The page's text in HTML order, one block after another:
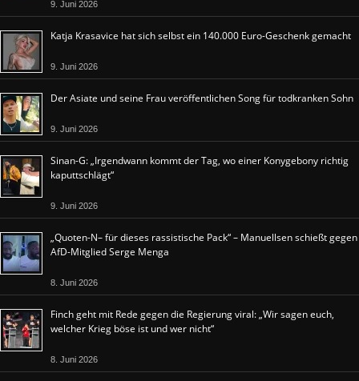
9. Juni 2026
Katja Krasavice hat sich selbst ein 140.000 Euro-Geschenk gemacht
9. Juni 2026
Der Asiate und seine Frau veröffentlichen Song für todkranken Sohn
9. Juni 2026
Sinan-G: „Irgendwann kommt der Tag, wo einer Konygebony richtig
kaputtschlägt“
9. Juni 2026
„Quoten-N– für dieses rassistische Pack“ – Manuellsen schießt gegen
AfD-Mitglied Serge Menga
8. Juni 2026
Finch geht mit Rede gegen die Regierung viral: „Wir sagen euch,
welcher Krieg böse ist und wer nicht“
8. Juni 2026